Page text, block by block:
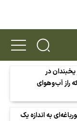
در
آب‌وهوای
به اندازه یک